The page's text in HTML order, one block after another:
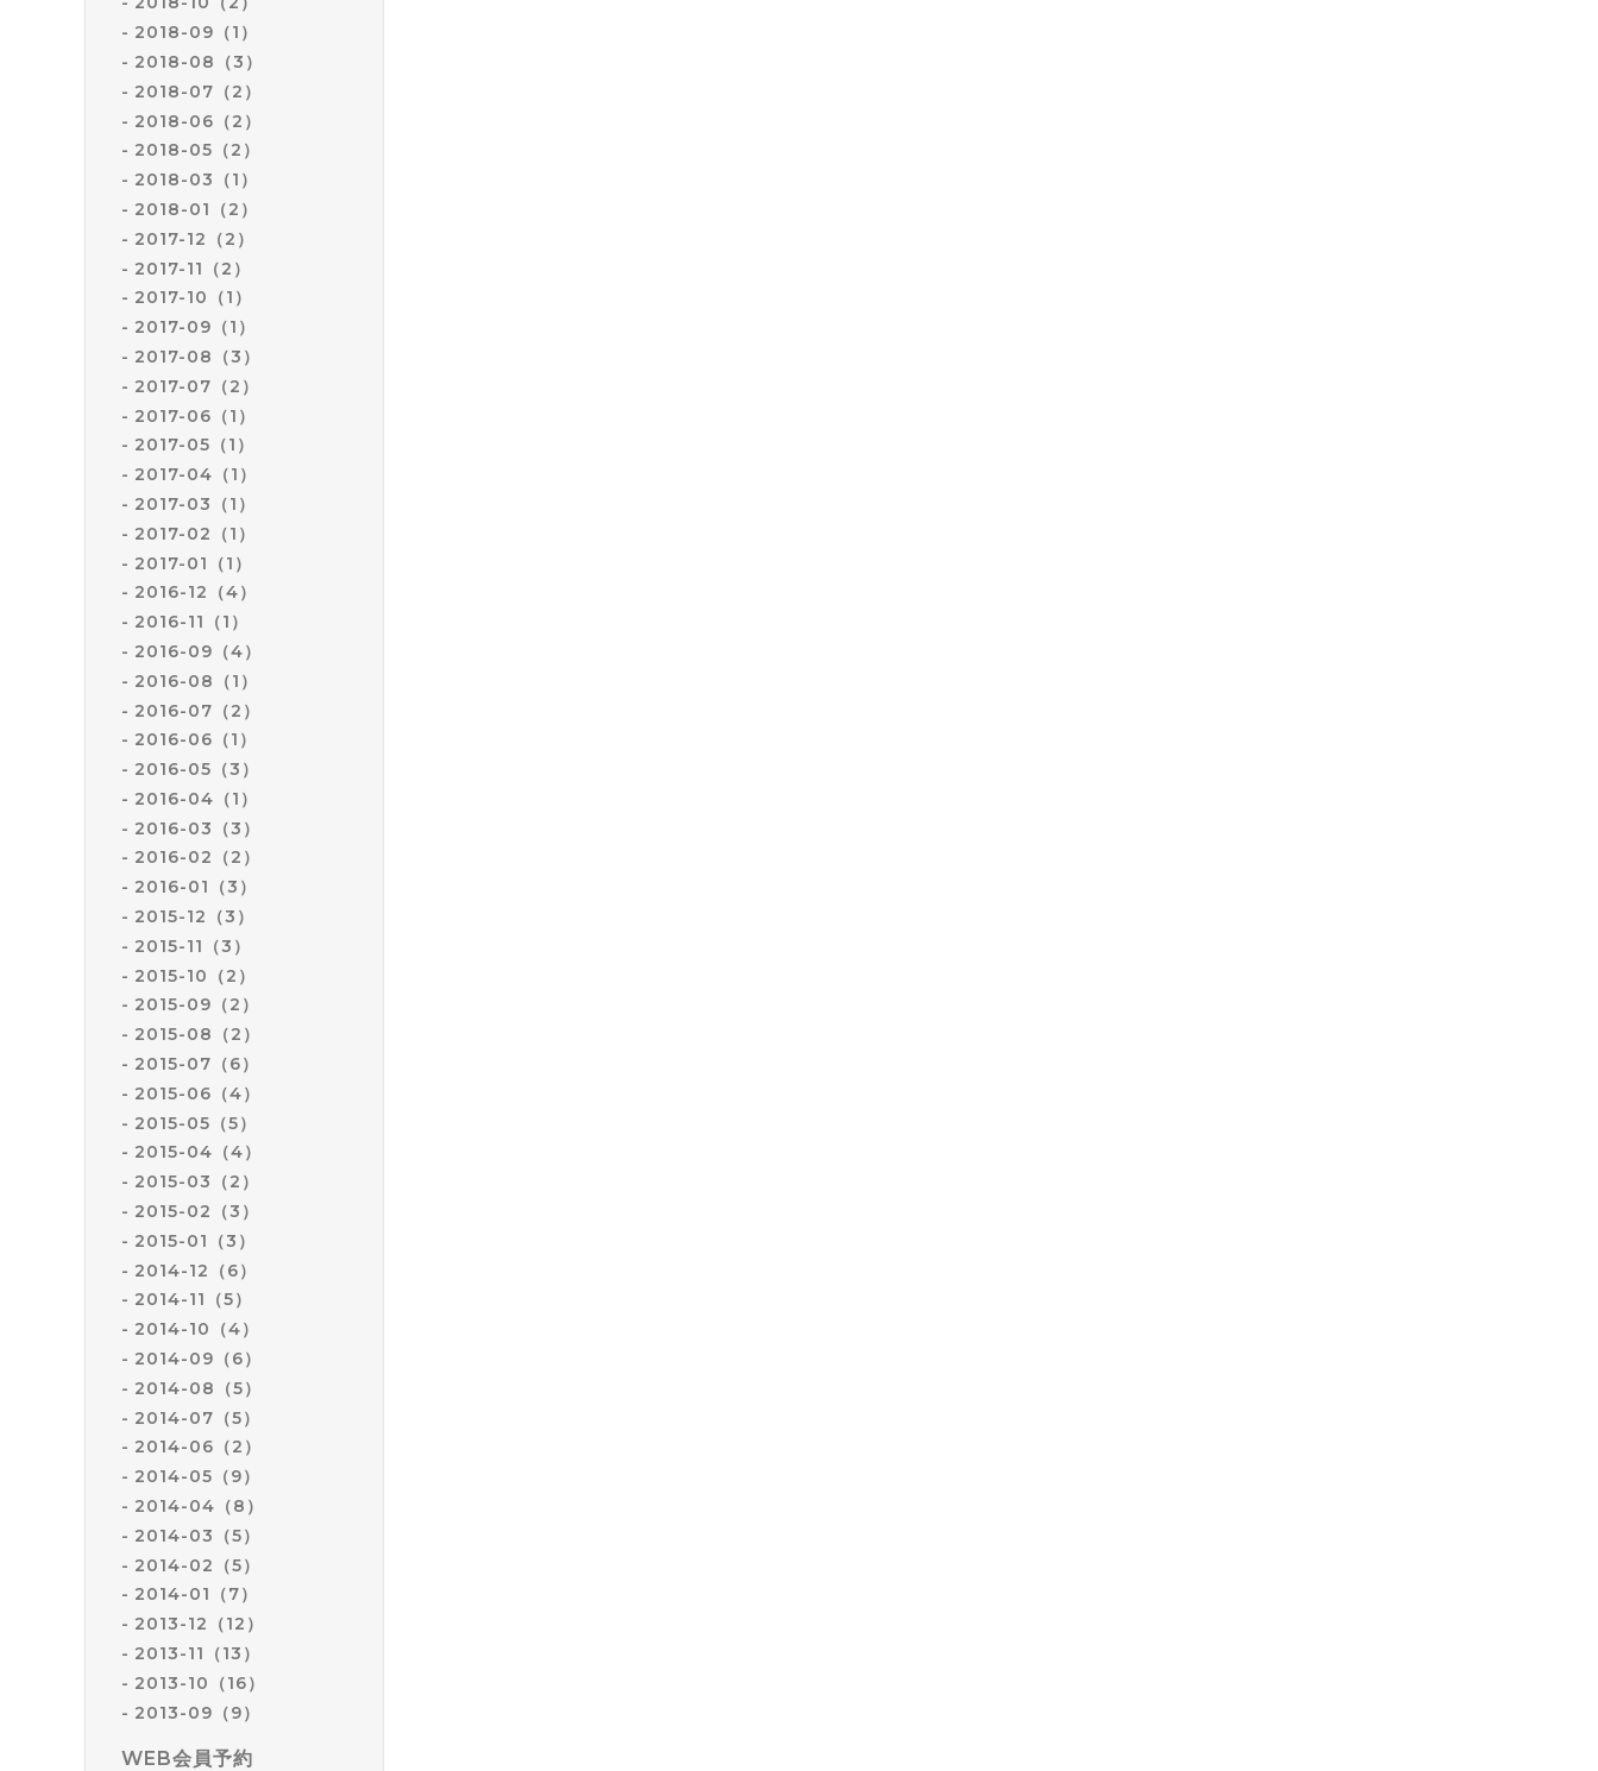
2018-09（1）
2018-08（3）
2018-07（2）
2018-06（2）
2018-05（2）
2018-03（1）
2018-01（2）
2017-12（2）
2017-11（2）
2017-10（1）
2017-09（1）
2017-08（3）
2017-07（2）
2017-06（1）
2017-05（1）
2017-04（1）
2017-03（1）
2017-02（1）
2017-01（1）
2016-12（4）
2016-11（1）
2016-09（4）
2016-08（1）
2016-07（2）
2016-06（1）
2016-05（3）
2016-04（1）
2016-03（3）
2016-02（2）
2016-01（3）
2015-12（3）
2015-11（3）
2015-10（2）
2015-09（2）
2015-08（2）
2015-07（6）
2015-06（4）
2015-05（5）
2015-04（4）
2015-03（2）
2015-02（3）
2015-01（3）
2014-12（6）
2014-11（5）
2014-10（4）
2014-09（6）
2014-08（5）
2014-07（5）
2014-06（2）
2014-05（9）
2014-04（8）
2014-03（5）
2014-02（5）
2014-01（7）
2013-12（12）
2013-11（13）
2013-10（16）
2013-09（9）
WEB会員予約